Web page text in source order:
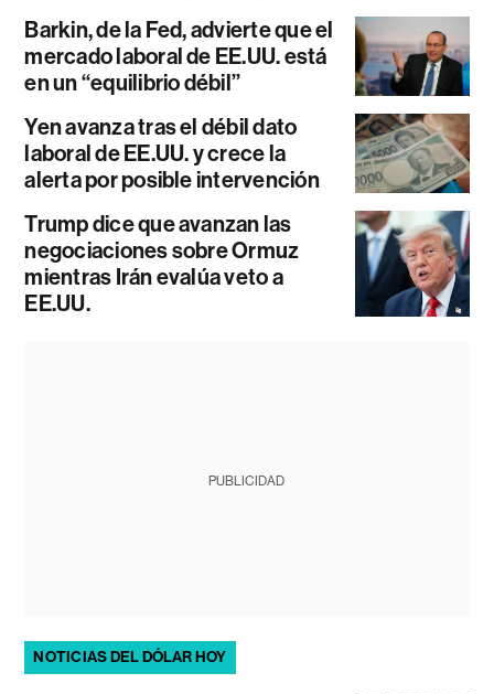
Barkin, de la Fed, advierte que el
mercado laboral de EE.UU. está
en un “equilibrio débil”
Yen avanza tras el débil dato
laboral de EE.UU. y crece la
alerta por posible intervención
Trump dice que avanzan las
negociaciones sobre Ormuz
mientras Irán evalúa veto a
EE.UU.
PUBLICIDAD
NOTICIAS DEL DÓLAR HOY